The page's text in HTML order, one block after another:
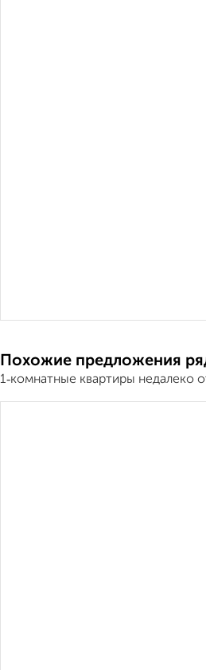
Похожие предложения
1‑комнатные квартиры недалеко